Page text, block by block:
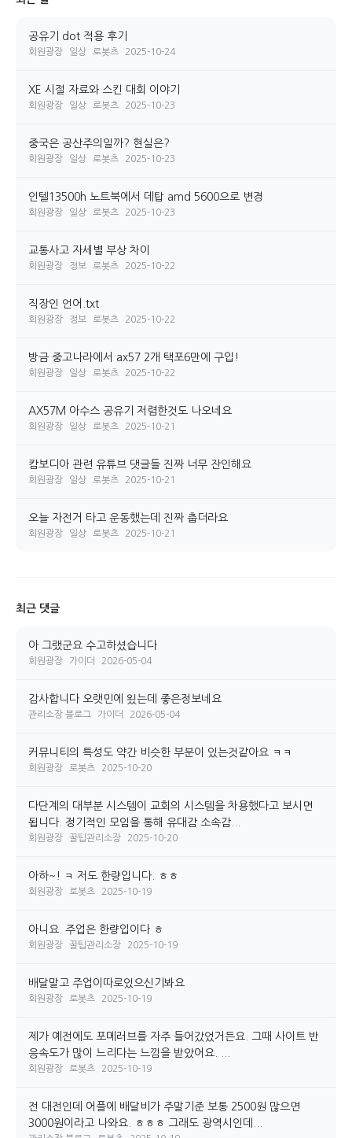
공유기 dot 적용 후기
회원광장 일상 로봇츠 2025-10-24
XE 시절 자료와 스킨 대회 이야기
회원광장 일상 로봇츠 2025-10-23
중국은 공산주의일까? 현실은?
회원광장 일상 로봇츠 2025-10-23
인텔13500h 노트북에서 데탑 amd 5600으로 변경
회원광장 일상 로봇츠 2025-10-23
교통사고 자세별 부상 차이
회원광장 정보 로봇츠 2025-10-22
직장인 언어.txt
회원광장 정보 로봇츠 2025-10-22
방금 중고나라에서 ax57 2개 택포6만에 구입!
회원광장 일상 로봇츠 2025-10-22
AX57M 아수스 공유기 저렴한것도 나오네요
회원광장 일상 로봇츠 2025-10-21
캄보디아 관련 유튜브 댓글들 진짜 너무 잔인해요
회원광장 일상 로봇츠 2025-10-21
오늘 자전거 타고 운동했는데 진짜 춥더라요
회원광장 일상 로봇츠 2025-10-21
최근 댓글
아 그랬군요 수고하셨습니다
회원광장 가이더 2026-05-04
감사합니다 오랫민에 욌는데 좋은정보네요
관리소장 블로그 가이더 2026-05-04
커뮤니티의 특성도 약간 비슷한 부분이 있는것같아요 ㅋㅋ
회원광장 로봇츠 2025-10-20
다단계의 대부분 시스템이 교회의 시스템을 차용했다고 보시면
됩니다. 정기적인 모임을 통해 유대감 소속감...
회원광장 꿀팁관리소장 2025-10-20
아하~! ㅋ 저도 한량입니다. ㅎㅎ
회원광장 로봇츠 2025-10-19
아니요. 주업은 한량입이다 ㅎ
회원광장 꿀팁관리소장 2025-10-19
배달말고 주업이따로있으신기봐요
회원광장 로봇츠 2025-10-19
제가 예전에도 포메러브를 자주 들어갔었거든요. 그때 사이트 반
응속도가 많이 느리다는 느낌을 받았어요. ...
회원광장 로봇츠 2025-10-19
전 대전인데 어플에 배달비가 주말기준 보통 2500원 많으면
3000원이라고 나와요. ㅎㅎㅎ 그래도 광역시인데...